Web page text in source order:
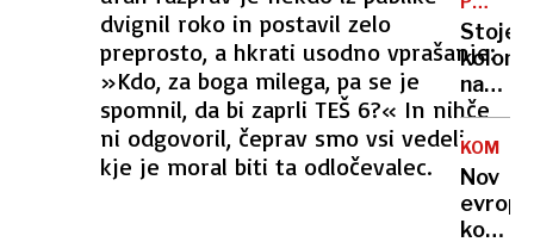
dvignil roko in postavil zelo
preprosto, a hkrati usodno vprašanje:
»Kdo, za boga milega, pa se je
spomnil, da bi zaprli TEŠ 6?« In nihče
ni odgovoril, čeprav smo vsi vedeli,
kje je moral biti ta odločevalec.
za
spolne
izdala
SMS
GNEČA
kolone
na
južni
Nov